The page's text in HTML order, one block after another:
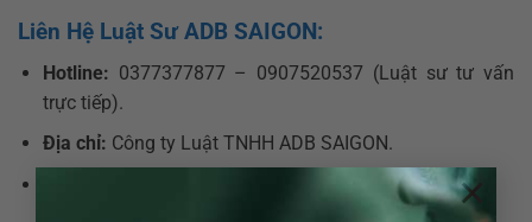
×
Liên Hệ Luật Sư ADB SAIGON:
Hotline: 0377377877 – 0907520537 (Luật sư tư vấn
trực tiếp).
Địa chỉ: Công ty Luật TNHH ADB SAIGON.
Nhấp vào đây để xem địa chỉ.